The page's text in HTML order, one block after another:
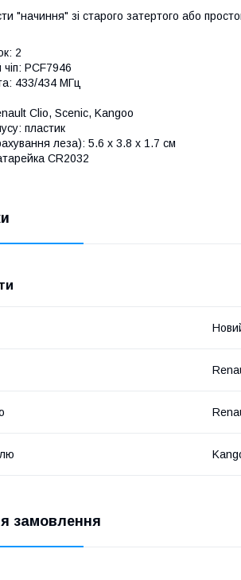
"начиння" зі старого затертого або
2
PCF7946
433/434 МГц
Clio, Scenic, Kangoo
пластик
леза): 5.6 х 3.8 х 1.7 см
CR2032
замовлення